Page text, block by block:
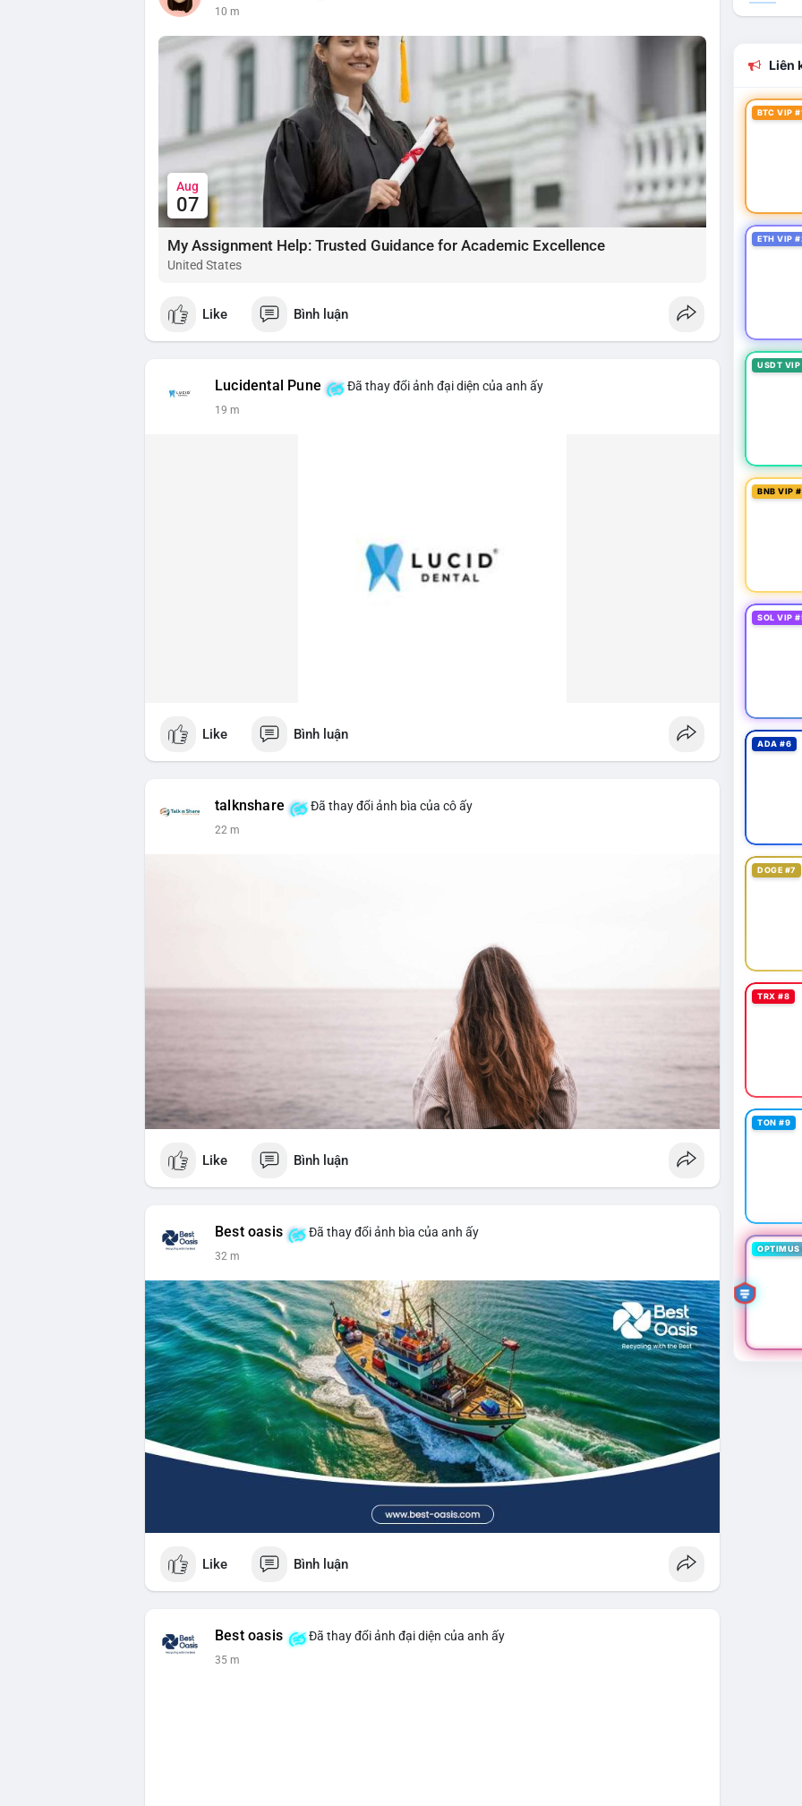
10 m
Aug
07
My Assignment Help: Trusted Guidance for Academic Excellence
United States
Like Bình luận
Lucidental Pune Đã thay đổi ảnh đại diện của anh ấy
19 m
Like Bình luận
talknshare Đã thay đổi ảnh bìa của cô ấy
22 m
Like Bình luận
Best oasis Đã thay đổi ảnh bìa của anh ấy
32 m
Like Bình luận
Best oasis Đã thay đổi ảnh đại diện của anh ấy
35 m
Liên
BTC VIP
ETH VIP
USDT
BNB VIP
SOL VIP
ADA #6
DOGE #7
TRX #8
TON #9
OPTIMUS